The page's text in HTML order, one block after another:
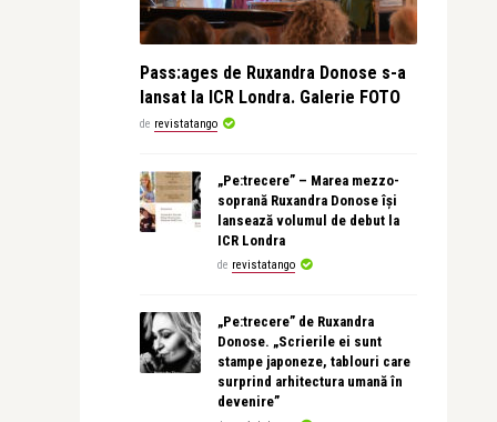
Pass:ages de Ruxandra Donose s-a
lansat la ICR Londra. Galerie FOTO
de revistatango
„Pe:trecere” – Marea mezzo-
soprană Ruxandra Donose își
lansează volumul de debut la
ICR Londra
de revistatango
„Pe:trecere” de Ruxandra
Donose. „Scrierile ei sunt
stampe japoneze, tablouri care
surprind arhitectura umană în
devenire”